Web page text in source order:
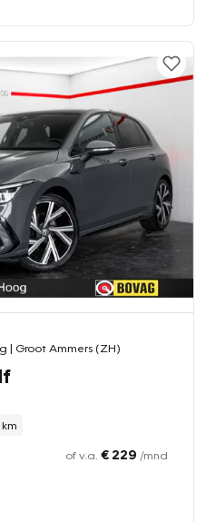
| Groot Ammers (ZH)
of v.a. € 229 /mnd